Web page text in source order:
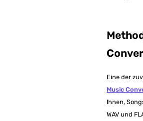
Eine der
Music
Ihnen,
WAV und